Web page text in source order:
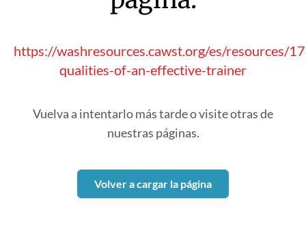
https://washresources.cawst.org/es/resources/
qualities-of-an-effective-trainer
Vuelva a intentarlo más tarde o visite otras de
nuestras páginas.
Volver a cargar la página